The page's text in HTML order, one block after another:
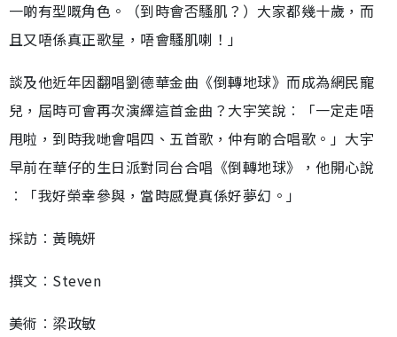
一啲有型嘅角色。（到時會否騷肌？）大家都幾十歲，而
且又唔係真正歌星，唔會騷肌喇！」
談及他近年因翻唱劉德華金曲《倒轉地球》而成為網民寵
兒，屆時可會再次演繹這首金曲？大宇笑說︰「一定走唔
甩啦，到時我哋會唱四、五首歌，仲有啲合唱歌。」大宇
早前在華仔的生日派對同台合唱《倒轉地球》，他開心說
︰「我好榮幸參與，當時感覺真係好夢幻。」
採訪︰黃曉妍
撰文︰Steven
美術︰梁政敏